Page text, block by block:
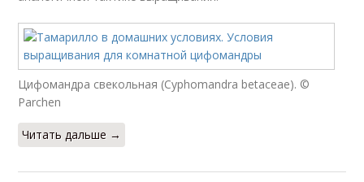
Цифомандра свекольная (Cyphomandra betaceae). ©
Parchen
Читать дальше →